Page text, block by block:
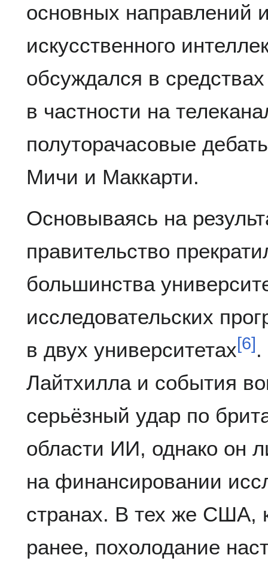
основных направлений
искусственного
обсуждался в
в частности на
полуторачасовые
Мичи и Маккарти.
Основываясь на
правительство
большинства
исследовательских
в двух университетах[6] .
Лайтхилла и события
серьёзный удар по
области ИИ, однако он
на финансировании
странах. В тех же США,
ранее, похолодание